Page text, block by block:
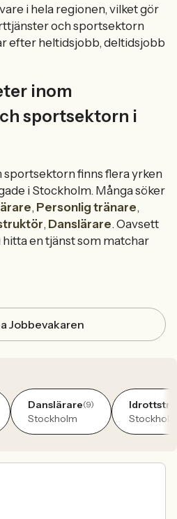
i hela regionen, vilket gör
och sportsektorn
efter heltidsjobb, deltidsjobb
inom
sportsektorn i
finns flera yrken
i Stockholm. Många söker
, Personlig tränare,
, Danslärare. Oavsett
en tjänst som matchar
Jobbevakaren
Danslärare(9)
Stockholm